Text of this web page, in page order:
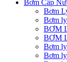
Bơm Cấp
Bơm
Bơm
BƠM
BƠM
Bơm
Bơm